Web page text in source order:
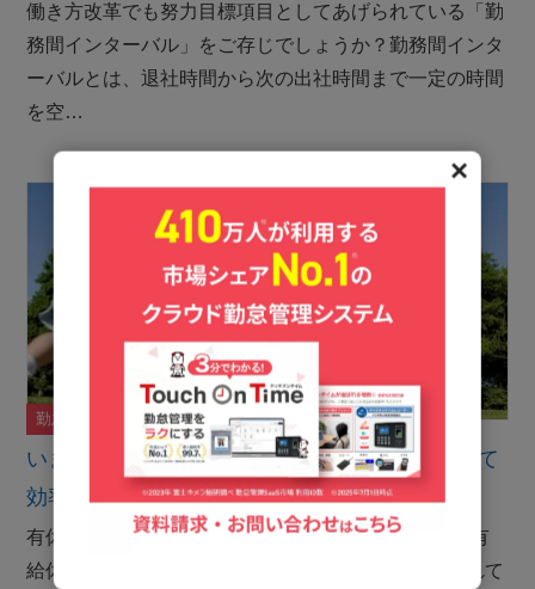
働き方改革でも努力目標項目としてあげられている「勤
務間インターバル」をご存じでしょうか？勤務間インタ
ーバルとは、退社時間から次の出社時間まで一定の時間
を空…
いまや有休管理も企業の義務！勤怠管理と併せて
効率的に管理しよう
勤怠管理システム 働き方改革 ナレッジ
有休管理は意外と面倒。システム化も含めて検討を 有
給休暇は、働く人の権利として労働基準法で定められて
✕